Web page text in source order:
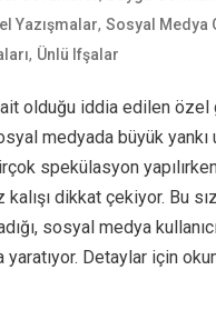
Yazışmalar,Sosyal Medya
, Ünlü Ifşalar
ait olduğu iddia edilen özel
medyada büyük yankı
spekülasyon
kalışı dikkat çekiyor. Bu
sosyal medya
yaratıyor. Detaylar için